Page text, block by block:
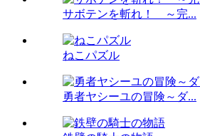
サボテンを斬れ！ ～完...
ねこパズル
勇者ヤシーユの冒険～ダ...